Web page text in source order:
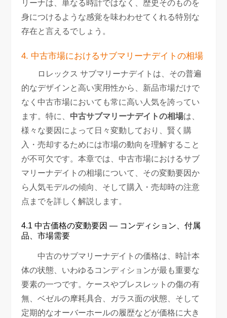
リーナは、単なる時計ではなく、歴史そのものを
身につけるような感覚を味わわせてくれる特別な
存在と言えるでしょう。
4. 中古市場におけるサブマリーナデイトの相場
ロレックス サブマリーナデイトは、その普遍
的なデザインと高い実用性から、新品市場だけで
なく中古市場においても常に高い人気を誇ってい
ます。特に、 中古サブマリーナデイトの相場は、
様々な要因によって日々変動しており、賢く購
入・売却するためには市場の動向を理解すること
が不可欠です。本章では、中古市場におけるサブ
マリーナデイトの相場について、その変動要因か
ら人気モデルの傾向、そして購入・売却時の注意
点までを詳しく解説します。
4.1 中古価格の変動要因 — コンディション、付属
品、市場需要
中古のサブマリーナデイトの価格は、時計本
体の状態、いわゆるコンディションが最も重要な
要素の一つです。ケースやブレスレットの傷の有
無、ベゼルの摩耗具合、ガラス面の状態、そして
定期的なオーバーホールの履歴などが価格に大き